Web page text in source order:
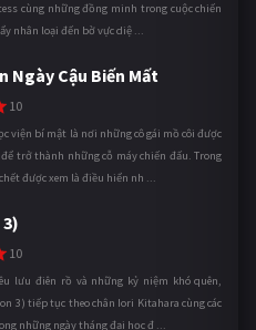
cùng những đồng minh trong cuộc chiến
nhân loại đến bờ vực diệ ...
Ngày Cậu Biến Mất
10
viện bí mật là nơi những cô gái mồ côi được
trở thành những cỗ máy chiến đấu. Trong
được xem là điều hiển nh ...
10
lưu điên rồ và những kỷ niệm khó quên,
3) tiếp tục theo chân Iori Kitahara cùng các
những ngày tháng đại học đ ...